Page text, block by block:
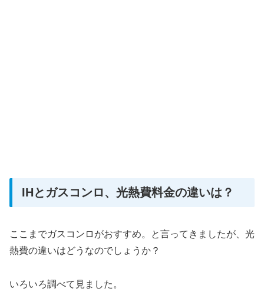
IHとガスコンロ、光熱費料金の違いは？
ここまでガスコンロがおすすめ。と言ってきましたが、光
熱費の違いはどうなのでしょうか？
いろいろ調べて見ました。